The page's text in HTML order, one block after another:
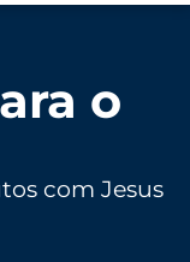
o
com Jesus